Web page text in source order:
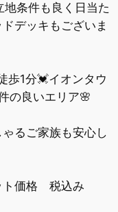
条件も良く日当た
デッキもございま
歩1分💓イオンタウ
の良いエリア🌸
るご家族も安心し
ト価格 税込み